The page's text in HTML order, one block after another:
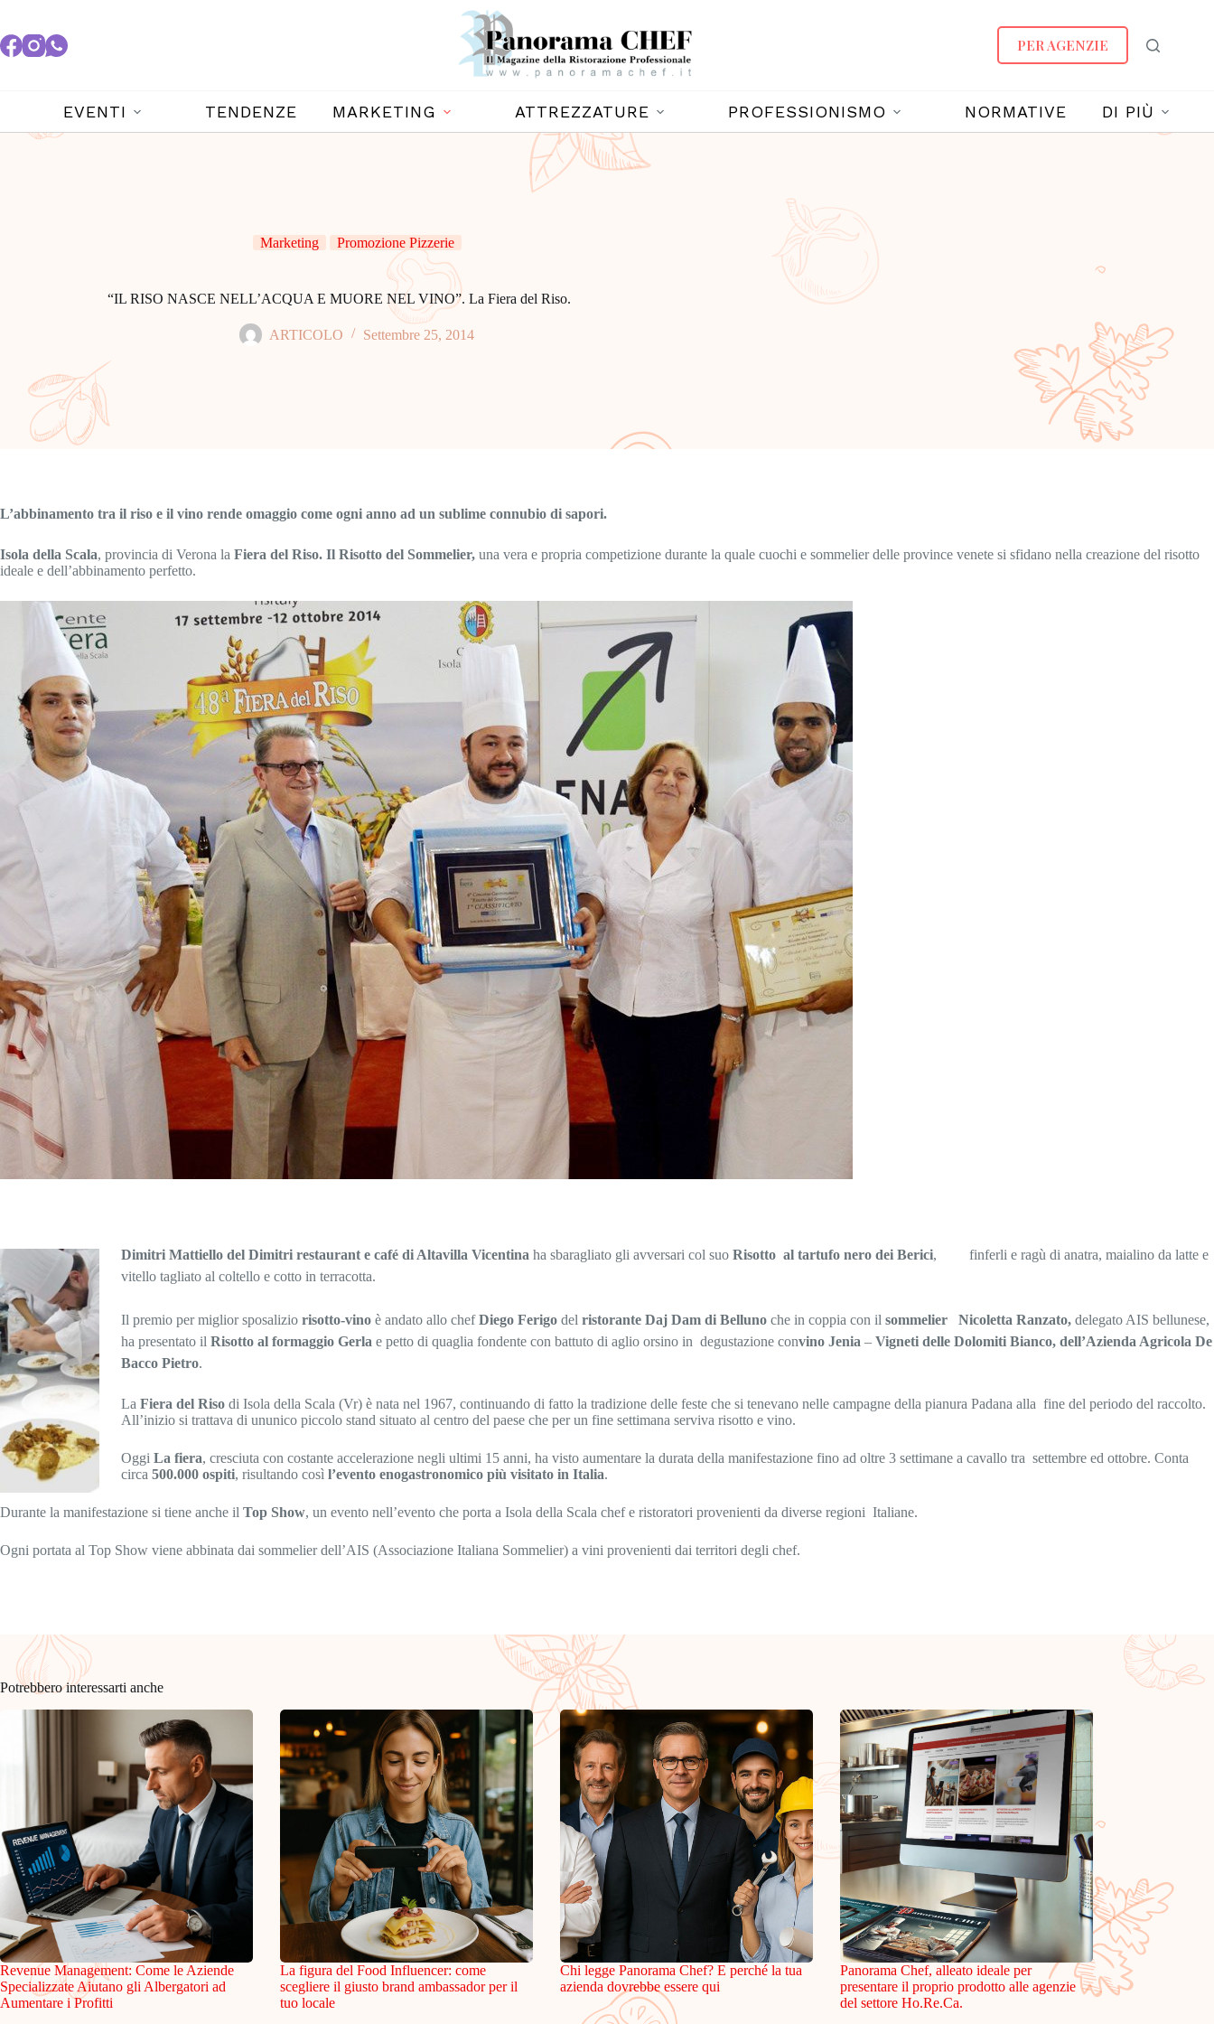
PER AGENZIE
EVENTI TENDENZE MARKETING ATTREZZATURE PROFESSIONISMO NORMATIVE DI PIÙ
Marketing Promozione Pizzerie
“IL RISO NASCE NELL’ACQUA E MUORE NEL VINO”. La Fiera del Riso.
ARTICOLO Settembre 25, 2014
L’abbinamento tra il riso e il vino rende omaggio come ogni anno ad un sublime connubio di sapori.
Isola della Scala, provincia di Verona la Fiera del Riso. Il Risotto del Sommelier, una vera e propria competizione durante la quale cuochi e sommelier delle province venete si sfidano nella creazione del risotto
ideale e dell’abbinamento perfetto.
Dimitri Mattiello del Dimitri restaurant e café di Altavilla Vicentina ha sbaragliato gli avversari col suo Risotto al tartufo nero dei Berici, finferli e ragù di anatra, maialino da latte e
vitello tagliato al coltello e cotto in terracotta.
Il premio per miglior sposalizio risotto-vino è andato allo chefDiego Ferigo del ristorante Daj Dam di Belluno che in coppia con il sommelier Nicoletta Ranzato, delegato AIS bellunese,
ha presentato il Risotto al formaggio Gerla e petto di quaglia fondente con battuto di aglio orsino in degustazione convino Jenia – Vigneti delle Dolomiti Bianco, dell’Azienda Agricola De
Bacco Pietro.
La Fiera del Riso di Isola della Scala (Vr) è nata nel 1967, continuando di fatto la tradizione delle feste che si tenevano nelle campagne della pianura Padana alla fine del periodo del raccolto.
All’inizio si trattava di ununico piccolo stand situato al centro del paese che per un fine settimana serviva risotto e vino.
Oggi La fiera, cresciuta con costante accelerazione negli ultimi 15 anni, ha visto aumentare la durata della manifestazione fino ad oltre 3 settimane a cavallo tra settembre ed ottobre. Conta
circa 500.000 ospiti, risultando così l’evento enogastronomico più visitato in Italia.
Durante la manifestazione si tiene anche il Top Show, un evento nell’evento che porta a Isola della Scala chef e ristoratori provenienti da diverse regioni Italiane.
Ogni portata al Top Show viene abbinata dai sommelier dell’AIS (Associazione Italiana Sommelier) a vini provenienti dai territori degli chef.
Potrebbero interessarti anche
Revenue Management: Come le Aziende
Specializzate Aiutano gli Albergatori ad
Aumentare i Profitti
La figura del Food Influencer: come
scegliere il giusto brand ambassador per il
tuo locale
Chi legge Panorama Chef? E perché la tua
azienda dovrebbe essere qui
Panorama Chef, alleato ideale per
presentare il proprio prodotto alle agenzie
del settore Ho.Re.Ca.